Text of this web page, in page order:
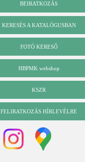
BEIRATKOZÁS
KERESÉS A KATALÓGUSBAN
FOTÓ KERESŐ
HBPMK webshop
KSZR
FELIRATKOZÁS HÍRLEVÉLRE